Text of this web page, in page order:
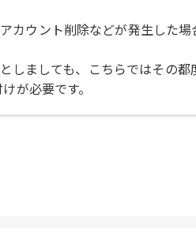
ウント削除などが発生した
ましても、こちらではその都
が必要です。